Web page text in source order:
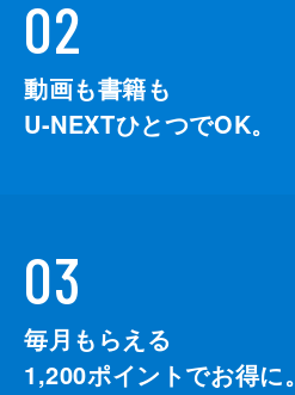
02
動画も書籍も
U-NEXTひとつでOK。
03
毎月もらえる
1,200ポイントでお得に。